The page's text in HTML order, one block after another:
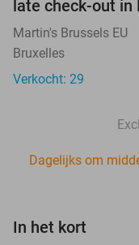
late check-out in
Martin's Brussels EU
Bruxelles
Verkocht: 29
Dagelijks om
In het kort